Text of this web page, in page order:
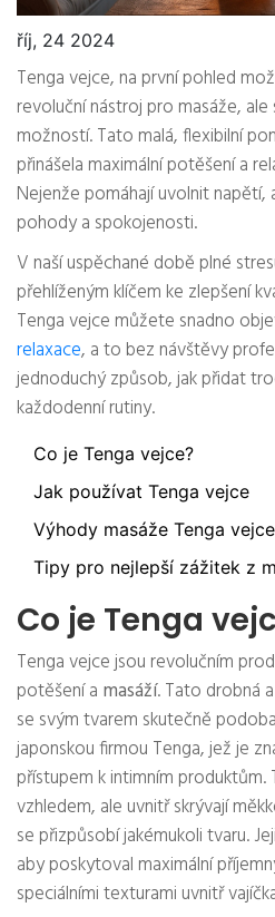
říj, 24 2024
Tenga vejce, na první pohled
revoluční nástroj pro masáže,
možností. Tato malá, flexibilní
přinášela maximální potěšení a
Nejenže pomáhají uvolnit
pohody a spokojenosti.
V naší uspěchané době plné
přehlíženým klíčem ke zlepšení
Tenga vejce můžete snadno
relaxace, a to bez návštěvy
jednoduchý způsob, jak přidat
každodenní rutiny.
Co je Tenga vejce?
Jak používat Tenga vejce
Výhody masáže Tenga
Tipy pro nejlepší zážitek z
Co je Tenga
Tenga vejce jsou revolučním
potěšení a masáží. Tato drobná
se svým tvarem skutečně
japonskou firmou Tenga, jež je
přístupem k intimním produktům.
vzhledem, ale uvnitř skrývají
se přizpůsobí jakémukoli tvaru.
aby poskytoval maximální
speciálními texturami uvnitř